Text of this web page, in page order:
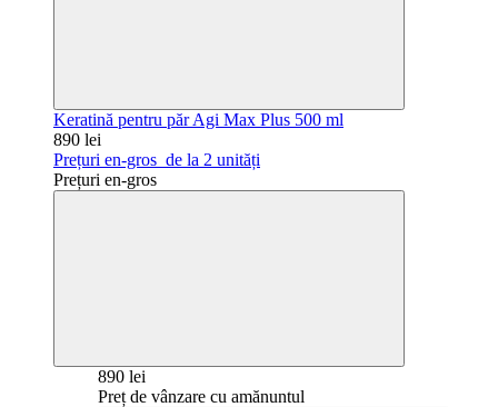
Keratină pentru păr Agi Max Plus 500 ml
890 lei
Prețuri en-gros de la 2 unități
Prețuri en-gros
890 lei
Preț de vânzare cu amănuntul